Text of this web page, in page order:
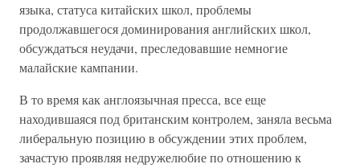
языка, статуса китайских школ, проблемы
продолжавшегося доминирования английских школ,
обсуждаться неудачи, преследовавшие немногие
малайские кампании.
В то время как англоязычная пресса, все еще
находившаяся под британским контролем, заняла весьма
либеральную позицию в обсуждении этих проблем,
зачастую проявляя недружелюбие по отношению к